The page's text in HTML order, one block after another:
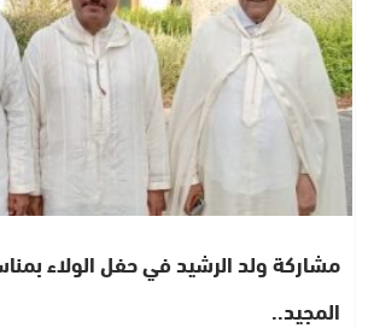
مشاركة ولد الرشيد في حفل الولاء
المجيد..